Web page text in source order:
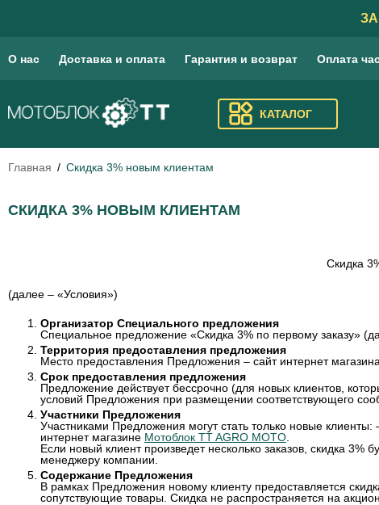
О нас Доставка и оплата Гарантия и возврат Оплата
КАТАЛОГ
Главная Скидка 3% новым клиентам
СКИДКА 3% НОВЫМ КЛИЕНТАМ
Скидка
(далее – «Условия»)
Организатор Специального предложения
Специальное предложение «Скидка 3% по первому заказу»
Территория предоставления предложения
Место предоставления Предложения – сайт интернет магазина
Срок предоставления предложения
Предложение действует бессрочно (для новых клиентов,
условий Предложения при размещении соответствующего
Участники Предложения
Участниками Предложения могут стать только новые клиенты:
интернет магазине Мотоблок TT AGRO MOTO
Если новый клиент произведет несколько заказов, скидка
менеджеру компании.
Содержание Предложения
В рамках Предложения новому клиенту предоставляется
сопутствующие товары. Скидка не распространяется на